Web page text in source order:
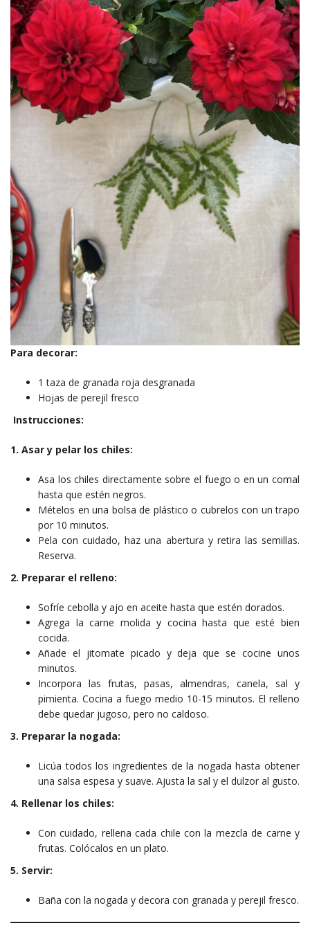
Para decorar:
1 taza de granada roja desgranada
Hojas de perejil fresco
Instrucciones:
1. Asar y pelar los chiles:
Asa los chiles directamente sobre el fuego o en un comal
hasta que estén negros.
Mételos en una bolsa de plástico o cubrelos con un trapo
por 10 minutos.
Pela con cuidado, haz una abertura y retira las semillas.
Reserva.
2. Preparar el relleno:
Sofríe cebolla y ajo en aceite hasta que estén dorados.
Agrega la carne molida y cocina hasta que esté bien
cocida.
Añade el jitomate picado y deja que se cocine unos
minutos.
Incorpora las frutas, pasas, almendras, canela, sal y
pimienta. Cocina a fuego medio 10-15 minutos. El relleno
debe quedar jugoso, pero no caldoso.
3. Preparar la nogada:
Licúa todos los ingredientes de la nogada hasta obtener
una salsa espesa y suave. Ajusta la sal y el dulzor al gusto.
4. Rellenar los chiles:
Con cuidado, rellena cada chile con la mezcla de carne y
frutas. Colócalos en un plato.
5. Servir:
Baña con la nogada y decora con granada y perejil fresco.